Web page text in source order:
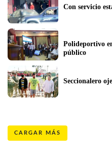
Con servicio
Polideportivo
público
Seccionalero
CARGAR MÁS